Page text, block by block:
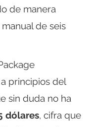
de manera
de seis
principios del
sin duda no ha
dólares, cifra que